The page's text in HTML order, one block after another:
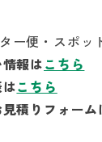
ー便・スポッ
報はこちら
こちら
積りフォーム